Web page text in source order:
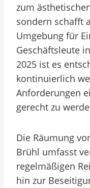
zum
sondern schafft
Umgebung für
Geschäftsleute
2025 ist es
kontinuierlich
Anforderungen
gerecht zu
Die Räumung
Brühl umfasst
regelmäßigen
hin zur